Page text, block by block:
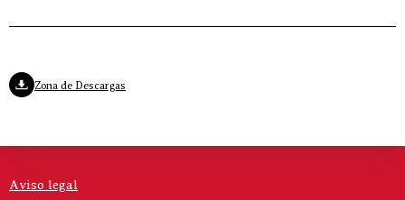
Zona de Descargas
Aviso legal